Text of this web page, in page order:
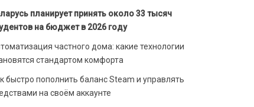
планирует принять около 33 тысяч
на бюджет в 2026 году
частного дома: какие технологии
стандартом комфорта
быстро пополнить баланс Steam и управлять
на своём аккаунте